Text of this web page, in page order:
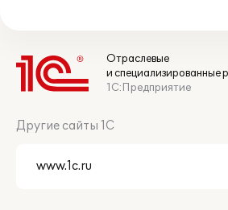
Отраслевые
и специализированные
1С:Предприятие
Другие сайты 1С